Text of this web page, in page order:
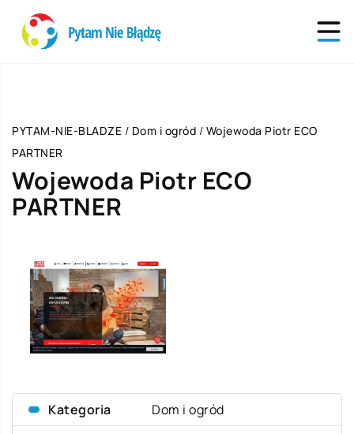
PYTAM-NIE-BLADZE / Dom i ogród / Wojewoda Piotr ECO
PARTNER
Wojewoda Piotr ECO
PARTNER
Kategoria
Dom i ogród